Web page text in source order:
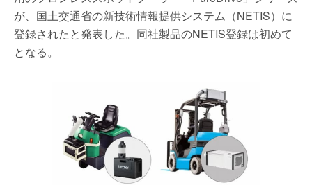
が、国土交通省の新技術情報提供システム（NETIS）に
登録されたと発表した。​同社製品のNETIS登録は初めて
となる。​